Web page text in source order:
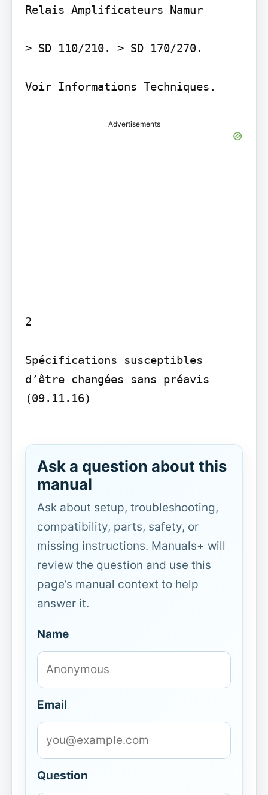
Relais Amplificateurs Namur
> SD 110/210. > SD 170/270.
Voir Informations Techniques.
Advertisements
2
Spécifications susceptibles
d’être changées sans préavis
(09.11.16)
Ask a question about this
manual
Ask about setup, troubleshooting,
compatibility, parts, safety, or
missing instructions. Manuals+ will
review the question and use this
page’s manual context to help
answer it.
Name
Email
Question